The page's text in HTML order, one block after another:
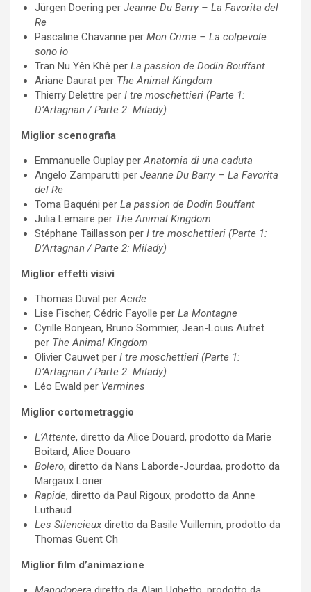
Jürgen Doering per Jeanne Du Barry – La Favorita del
Re
Pascaline Chavanne per Mon Crime – La colpevole
sono io
Tran Nu Yên Khê per La passion de Dodin Bouffant
Ariane Daurat per The Animal Kingdom
Thierry Delettre per I tre moschettieri (Parte 1:
D’Artagnan / Parte 2: Milady)
Miglior scenografia
Emmanuelle Ouplay perAnatomia di una caduta
Angelo Zamparutti per Jeanne Du Barry – La Favorita
del Re
Toma Baquéni per La passion de Dodin Bouffant
Julia Lemaire per The Animal Kingdom
Stéphane Taillasson per I tre moschettieri (Parte 1:
D’Artagnan / Parte 2: Milady)
Miglior effetti visivi
Thomas Duval perAcide
Lise Fischer, Cédric Fayolle per La Montagne
Cyrille Bonjean, Bruno Sommier, Jean-Louis Autret
per The Animal Kingdom
Olivier Cauwet per I tre moschettieri (Parte 1:
D’Artagnan / Parte 2: Milady)
Léo Ewald per Vermines
Miglior cortometraggio
L’Attente, diretto da Alice Douard, prodotto da Marie
Boitard, Alice Douaro
Bolero, diretto da Nans Laborde-Jourdaa, prodotto da
Margaux Lorier
Rapide, diretto da Paul Rigoux, prodotto da Anne
Luthaud
Les Silencieux diretto da Basile Vuillemin, prodotto da
Thomas Guent Ch
Miglior film d’animazione